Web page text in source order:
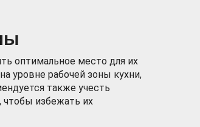
оптимальное место для их
уровне рабочей зоны кухни,
также учесть
чтобы избежать их